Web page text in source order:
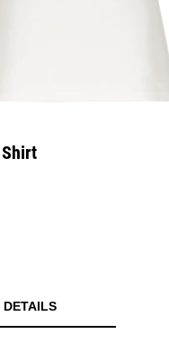
DETAILS